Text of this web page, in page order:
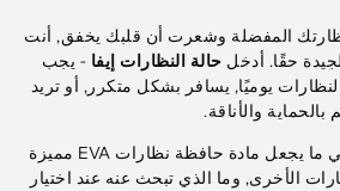
المفضلة وشعرت أن قلبك يخفق, أنت
حقًا. أدخل حالة النظارات إيفا - يجب
يوميًا, يسافر بشكل متكرر, أو تريد
بالحماية والأناقة.
في هذا الدليل, سنتعمق في ما يجعل مادة حافظة نظارات EVA مميزة
الأخرى, وما الذي تبحث عنه عند اختيار